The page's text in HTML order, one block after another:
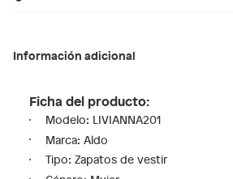
Información adicional
Ficha del producto:
Modelo: LIVIANNA201
Marca: Aldo
Tipo: Zapatos de vestir